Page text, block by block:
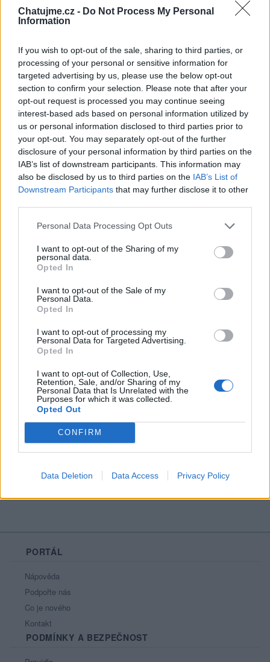
Chatujme.cz - Do Not Process My Personal
Information
If you wish to opt-out of the sale, sharing to third parties, or
processing of your personal or sensitive information for
targeted advertising by us, please use the below opt-out
section to confirm your selection. Please note that after your
opt-out request is processed you may continue seeing
interest-based ads based on personal information utilized by
us or personal information disclosed to third parties prior to
your opt-out. You may separately opt-out of the further
disclosure of your personal information by third parties on the
IAB’s list of downstream participants. This information may
also be disclosed by us to third parties on the IAB’s List of
Downstream Participants that may further disclose it to other
Personal Data Processing Opt Outs
I want to opt-out of the Sharing of my
personal data.
Opted In
I want to opt-out of the Sale of my
Personal Data.
Opted In
I want to opt-out of processing my
Personal Data for Targeted Advertising.
Opted In
I want to opt-out of Collection, Use,
Retention, Sale, and/or Sharing of my
Personal Data that Is Unrelated with the
Purposes for which it was collected.
Opted Out
CONFIRM
Data Deletion Data Access Privacy Policy
Neověřeno
0 uživatelům se líbí
Věk: 52
Země:
Kontakt
Napsat uživateli vzkaz
Informace o profilu a chatu
Naposledy aktivní: 21.05.2021 20:48
Profil zobrazen : 111x
Líbí se: 0
Sledované diskuze:Informace pro uživatele
Moji nejnovější přátelé
Všichni přátelé
PORTÁL
Nápověda
Podpořte nás
Co je nového
Kontakt
PODMÍNKY A BEZPEČNOST